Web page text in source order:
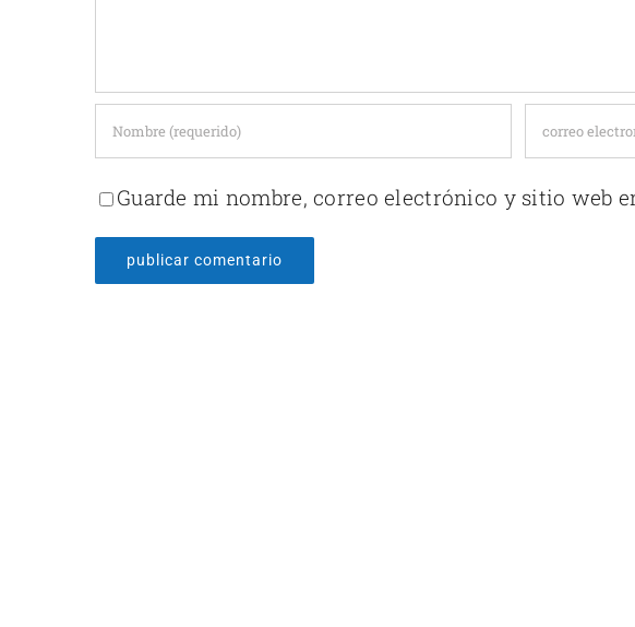
Guarde mi nombre, correo electrónico y sitio web